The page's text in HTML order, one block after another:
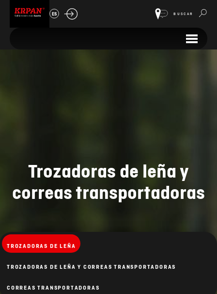
ES BUSCAR
Trozadoras de leña y
correas transportadoras
TROZADORAS DE LEÑA
TROZADORAS DE LEÑA Y CORREAS TRANSPORTADORAS
CORREAS TRANSPORTADORAS